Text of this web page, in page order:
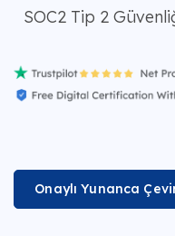
SOC2 Tip 2
Onaylı Yunanca